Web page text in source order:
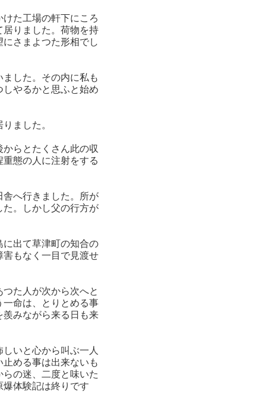
た工場の軒下にころ
りました。荷物を持
さまよつた形相でし
した。その内に私も
やるかと思ふと始め
ました。
らとたくさん此の収
態の人に注射をする
へ行きました。所が
。しかし父の行方が
出て草津町の知合の
もなく一目で見渡せ
た人が次から次へと
命は、とりとめる事
みながら来る日も来
いと心から叫ぶ一人
める事は出来ないも
の迷、二度と味いた
体験記は終りです